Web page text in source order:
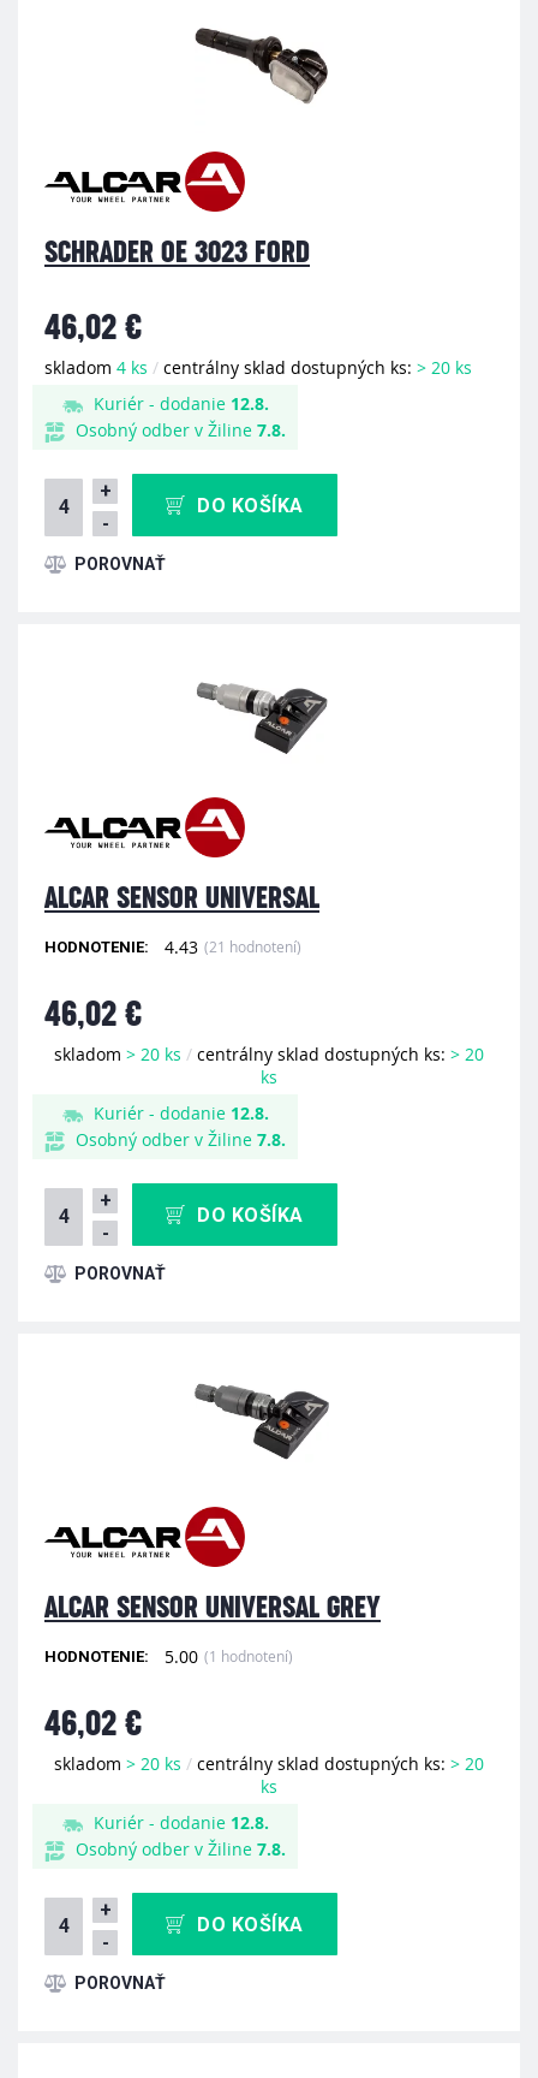
SCHRADER OE 3023 FORD
46,02 €
skladom 4 ks / centrálny sklad dostupných ks: > 20 ks
Kuriér - dodanie 12.8.
Osobný odber v Žiline 7.8.
+
-
DO KOŠÍKA
ALCAR SENSOR UNIVERSAL
HODNOTENIE: 4.43 (21 hodnotení)
46,02 €
skladom > 20 ks / centrálny sklad dostupných ks: > 20
ks
Kuriér - dodanie 12.8.
Osobný odber v Žiline 7.8.
+
-
DO KOŠÍKA
ALCAR SENSOR UNIVERSAL GREY
HODNOTENIE: 5.00 (1 hodnotení)
46,02 €
skladom > 20 ks / centrálny sklad dostupných ks: > 20
ks
Kuriér - dodanie 12.8.
Osobný odber v Žiline 7.8.
+
-
DO KOŠÍKA